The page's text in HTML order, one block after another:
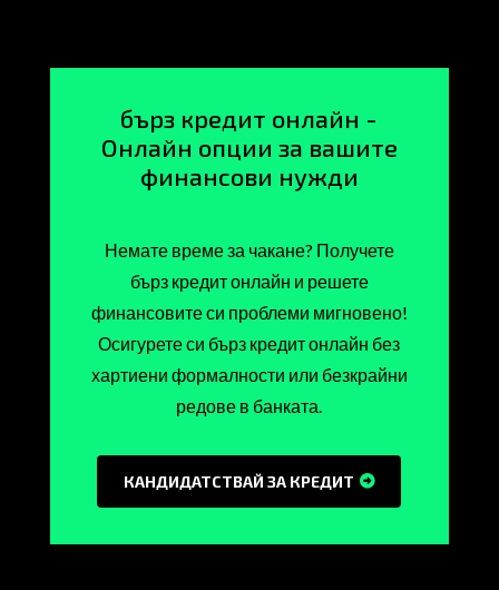
бърз кредит онлайн -
Онлайн опции за вашите
финансови нужди
Немате време за чакане? Получете
бърз кредит онлайн и решете
финансовите си проблеми мигновено!
Осигурете си бърз кредит онлайн без
хартиени формалности или безкрайни
редове в банката.
КАНДИДАТСТВАЙ ЗА КРЕДИТ